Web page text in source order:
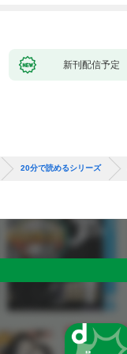
新刊配信予定
20分で読めるシリーズ